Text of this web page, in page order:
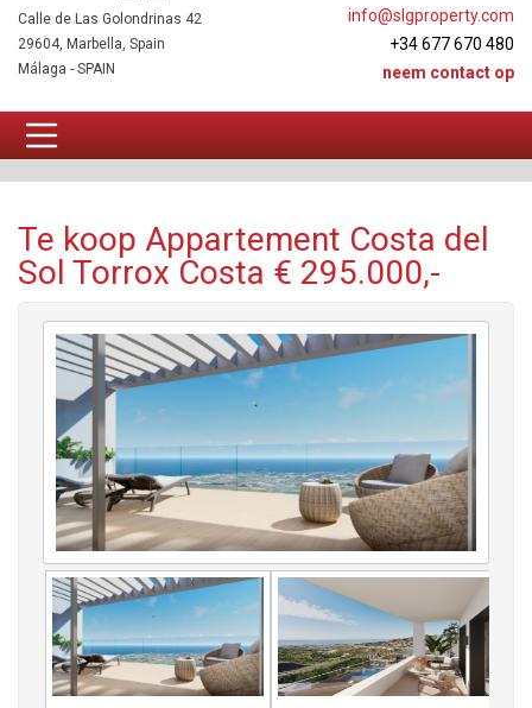
info@slgproperty.com
+34 677 670 480
neem contact op
Calle de Las Golondrinas 42
29604, Marbella, Spain
Málaga - SPAIN
Te koop Appartement Costa del
Sol Torrox Costa € 295.000,-